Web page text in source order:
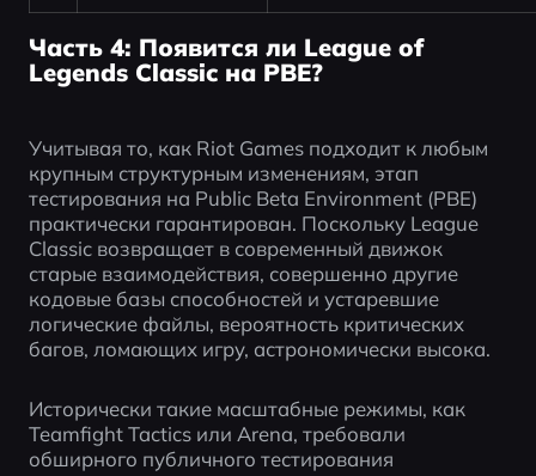
Часть 4: Появится ли League of
Legends Classic на PBE?
Учитывая то, как Riot Games подходит к любым
крупным структурным изменениям, этап
тестирования на Public Beta Environment (PBE)
практически гарантирован. Поскольку League
Classic возвращает в современный движок
старые взаимодействия, совершенно другие
кодовые базы способностей и устаревшие
логические файлы, вероятность критических
багов, ломающих игру, астрономически высока.
Исторически такие масштабные режимы, как
Teamfight Tactics или Arena, требовали
обширного публичного тестирования